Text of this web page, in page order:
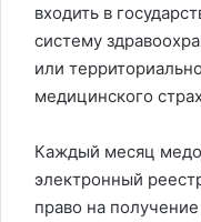
входить в
систему
или
медицинского
Каждый месяц
электронный
право на